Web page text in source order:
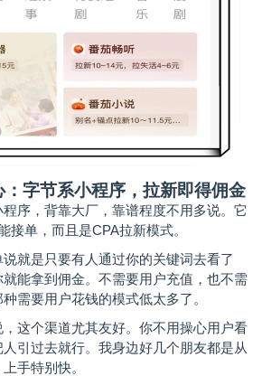
：字节系小程序，拉新即得佣金
序，背靠大厂，靠谱程度不用多说。它
接单，而且是CPA拉新模式。
就是只要有人通过你的关键词去看了
能拿到佣金。不需要用户充值，也不需
需要用户花钱的模式低太多了。
这个渠道尤其友好。你不用操心用户看
引过去就行。我身边好几个朋友都是从
手特别快。